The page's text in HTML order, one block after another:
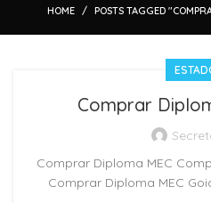
HOME POSTS TAGGED
Comprar
Comprar Diploma MEC
Comprar Diploma MEC